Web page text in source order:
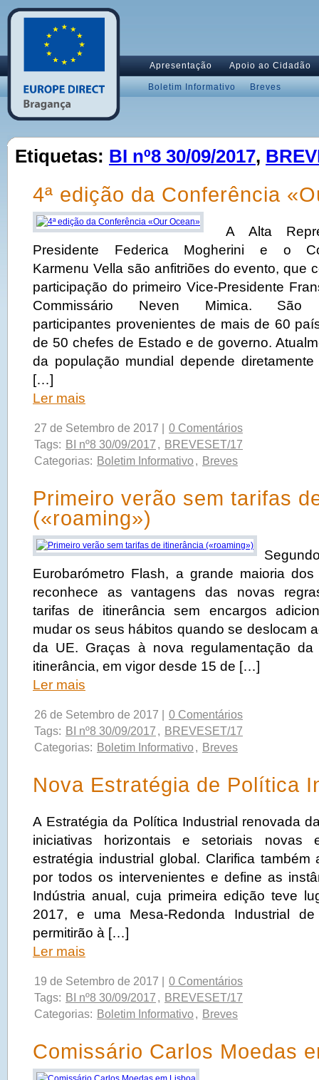
Apresentação Apoio ao Cidadão
Boletim Informativo Breves
Etiquetas: BI nº8 30/09/2017,
4ª edição da Conferência
A Alta
Presidente Federica Mogherini e o
Karmenu Vella são anfitriões do evento, que
participação do primeiro Vice-Presidente
Commissário Neven Mimica. São
participantes provenientes de mais de 60
de 50 chefes de Estado e de governo.
da população mundial depende
[…]
Ler mais
27 de Setembro de 2017 |
0 Comentários
Tags: BI nº8 30/09/2017 , BREVESET/17
Categorias: Boletim Informativo, Breves
Primeiro verão sem tarifas
(«roaming»)
Eurobarómetro Flash, a grande maioria
reconhece as vantagens das novas
tarifas de itinerância sem encargos
mudar os seus hábitos quando se deslocam
da UE. Graças à nova regulamentação
itinerância, em vigor desde 15 de […]
Ler mais
26 de Setembro de 2017 |
0 Comentários
Tags: BI nº8 30/09/2017 , BREVESET/17
Categorias: Boletim Informativo, Breves
Nova Estratégia de Política
A Estratégia da Política Industrial renovada
iniciativas horizontais e setoriais novas
estratégia industrial global. Clarifica também
por todos os intervenientes e define as
Indústria anual, cuja primeira edição teve
2017, e uma Mesa-Redonda Industrial
permitirão à […]
Ler mais
19 de Setembro de 2017 |
0 Comentários
Tags: BI nº8 30/09/2017 , BREVESET/17
Categorias: Boletim Informativo, Breves
Comissário Carlos Moedas